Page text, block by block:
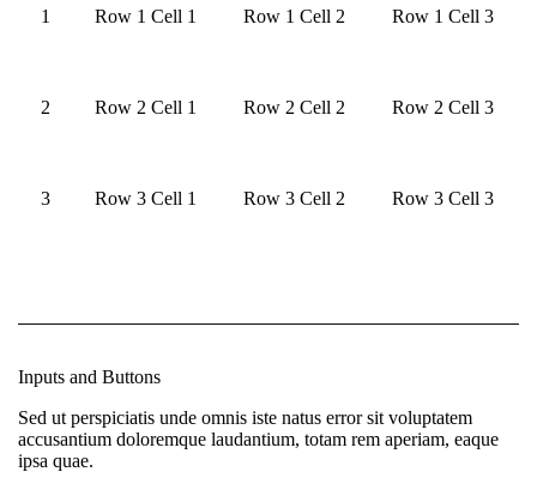
1 Row 1 Cell 1 Row 1 Cell 2 Row 1 Cell 3
2 Row 2 Cell 1 Row 2 Cell 2 Row 2 Cell 3
3 Row 3 Cell 1 Row 3 Cell 2 Row 3 Cell 3
Inputs and Buttons
Sed ut perspiciatis unde omnis iste natus error sit voluptatem
accusantium doloremque laudantium, totam rem aperiam, eaque
ipsa quae.